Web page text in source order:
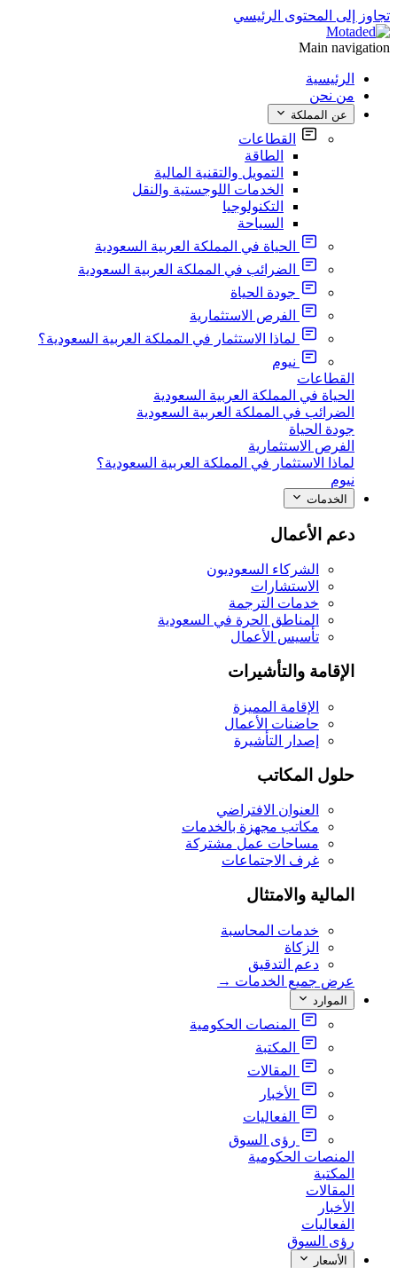
تجاوز إلى المحتوى الرئيسي
Main navigation
الرئيسية
من نحن
عن المملكة
القطاعات
الطاقة
التمويل والتقنية المالية
الخدمات اللوجستية والنقل
التكنولوجيا
السياحة
الحياة في المملكة العربية السعودية
الضرائب في المملكة العربية السعودية
جودة الحياة
الفرص الاستثمارية
لماذا الاستثمار في المملكة العربية السعودية؟
نيوم
القطاعات
الحياة في المملكة العربية السعودية
الضرائب في المملكة العربية السعودية
جودة الحياة
الفرص الاستثمارية
لماذا الاستثمار في المملكة العربية السعودية؟
نيوم
الخدمات
دعم الأعمال
الشركاء السعوديون
الاستشارات
خدمات الترجمة
المناطق الحرة في السعودية
تأسيس الأعمال
الإقامة والتأشيرات
الإقامة المميزة
حاضنات الأعمال
إصدار التأشيرة
حلول المكاتب
العنوان الافتراضي
مكاتب مجهزة بالخدمات
مساحات عمل مشتركة
غرف الاجتماعات
المالية والامتثال
خدمات المحاسبة
الزكاة
دعم التدقيق
عرض جميع الخدمات →
الموارد
المنصات الحكومية
المكتبة
المقالات
الأخبار
الفعاليات
رؤى السوق
المنصات الحكومية
المكتبة
المقالات
الأخبار
الفعاليات
رؤى السوق
الأسعار